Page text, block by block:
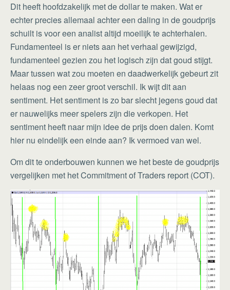
Dit heeft hoofdzakelijk met de dollar te maken. Wat er
echter precies allemaal achter een daling in de goudprijs
schuilt is voor een analist altijd moeilijk te achterhalen.
Fundamenteel is er niets aan het verhaal gewijzigd,
fundamenteel gezien zou het logisch zijn dat goud stijgt.
Maar tussen wat zou moeten en daadwerkelijk gebeurt zit
helaas nog een zeer groot verschil. Ik wijt dit aan
sentiment. Het sentiment is zo bar slecht jegens goud dat
er nauwelijks meer spelers zijn die verkopen. Het
sentiment heeft naar mijn idee de prijs doen dalen. Komt
hier nu eindelijk een einde aan? Ik vermoed van wel.
Om dit te onderbouwen kunnen we het beste de goudprijs
vergelijken met het Commitment of Traders report (COT).